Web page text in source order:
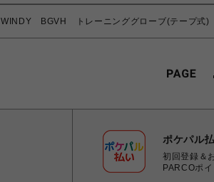
WINDY BGVH トレーニンググローブ(テープ式)
ポケパル
初回登録＆
PARCOポ